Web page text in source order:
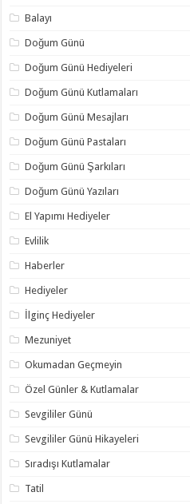
Balayı
Doğum Günü
Doğum Günü Hediyeleri
Doğum Günü Kutlamaları
Doğum Günü Mesajları
Doğum Günü Pastaları
Doğum Günü Şarkıları
Doğum Günü Yazıları
El Yapımı Hediyeler
Evlilik
Haberler
Hediyeler
İlginç Hediyeler
Mezuniyet
Okumadan Geçmeyin
Özel Günler & Kutlamalar
Sevgililer Günü
Sevgililer Günü Hikayeleri
Sıradışı Kutlamalar
Tatil